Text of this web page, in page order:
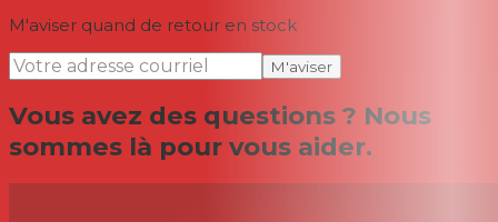
M'aviser quand de retour en stock
M'aviser
Vous avez des questions ? Nous
sommes là pour vous aider.